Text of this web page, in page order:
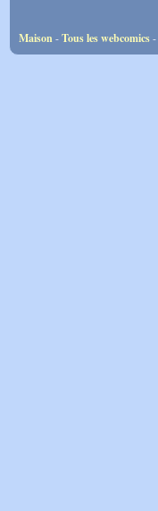
Maison-Tous les webcomics-